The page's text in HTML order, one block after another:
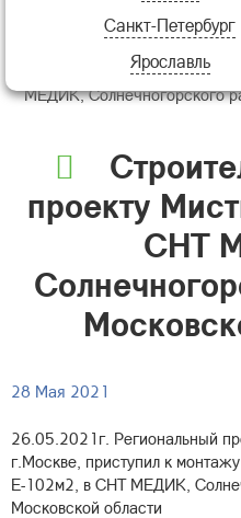
Санкт-Петербург
Ярославль
Строительство дома по
МЕДИК, Солнечногорского
проекту
СНТ
28 Мая 2021
26.05.2021г. Региональный
г.Москве, приступил к
Е-102м2, в СНТ МЕДИК,
Московской области